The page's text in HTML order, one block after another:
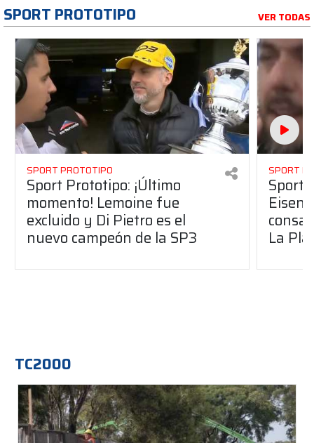
SPORT PROTOTIPO VER TODAS
SPORT PROTOTIPO
Sport Prototipo: ¡Último
momento! Lemoine fue
excluido y Di Pietro es el
nuevo campeón de la SP3
SPORT
Sport
La
TC2000